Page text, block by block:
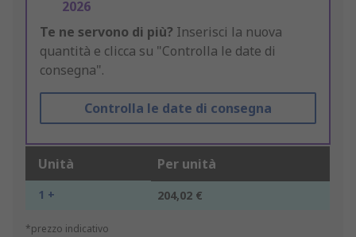
2026
Te ne servono di più? Inserisci la nuova
quantità e clicca su "Controlla le date di
consegna".
Controlla le date di consegna
Unità Per unità
1 + 204,02 €
*prezzo indicativo